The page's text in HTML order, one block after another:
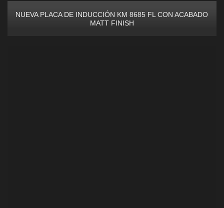
NUEVA PLACA DE INDUCCIÓN KM 8685 FL CON ACABADO
MATT FINISH